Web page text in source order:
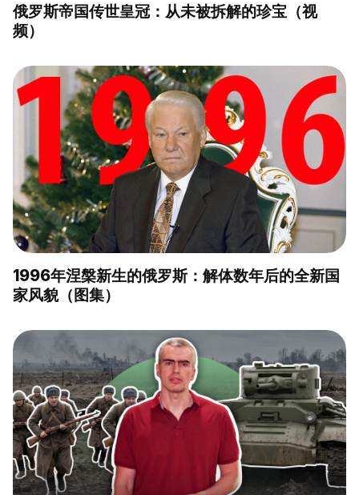
俄罗斯帝国传世皇冠：从未被拆解的珍宝（视
频）
1996年涅槃新生的俄罗斯：解体数年后的全新国
家风貌（图集）